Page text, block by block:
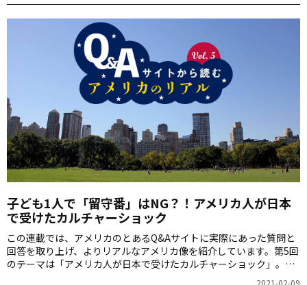
子ども1人で「留守番」はNG？！アメリカ人が日本
で受けたカルチャーショック
この連載では、アメリカのとあるQ&Aサイトに実際にあった質問と
回答を取り上げ、よりリアルなアメリカ像を紹介しています。第5回
のテーマは「アメリカ人が日本で受けたカルチャーショック」。日
2021-02-09